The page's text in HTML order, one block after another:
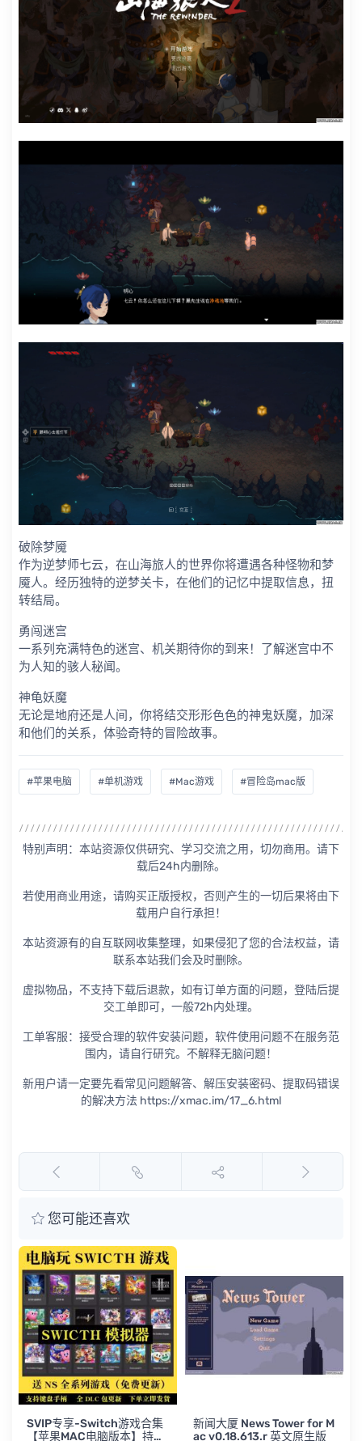
破除梦魇
作为逆梦师七云，在山海旅人的世界你将遭遇各种怪物和梦
魇人。经历独特的逆梦关卡，在他们的记忆中提取信息，扭
转结局。
勇闯迷宫
一系列充满特色的迷宫、机关期待你的到来！了解迷宫中不
为人知的骇人秘闻。
神龟妖魔
无论是地府还是人间，你将结交形形色色的神鬼妖魔，加深
和他们的关系，体验奇特的冒险故事。
#苹果电脑 #单机游戏 #Mac游戏 #冒险岛mac版
特别声明：本站资源仅供研究、学习交流之用，切勿商用。请下
载后24h内删除。
若使用商业用途，请购买正版授权，否则产生的一切后果将由下
载用户自行承担！
本站资源有的自互联网收集整理，如果侵犯了您的合法权益，请
联系本站我们会及时删除。
虚拟物品，不支持下载后退款，如有订单方面的问题，登陆后提
交工单即可，一般72h内处理。
工单客服：接受合理的软件安装问题，软件使用问题不在服务范
围内，请自行研究。不解释无脑问题！
新用户请一定要先看常见问题解答、解压安装密码、提取码错误
的解决方法 https://xmac.im/17_6.html
您可能还喜欢
SVIP专享-Switch游戏合集
【苹果MAC电脑版本】持续
新闻大厦 News Tower for M
ac v0.18.613.r 英文原生版